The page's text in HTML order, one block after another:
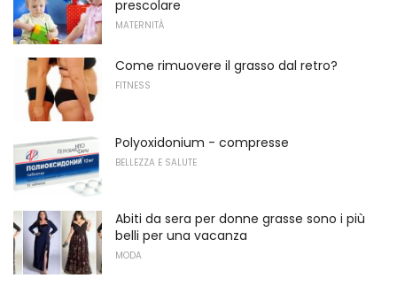
prescolare
MATERNITÀ
Come rimuovere il grasso dal retro?
FITNESS
Polyoxidonium - compresse
BELLEZZA E SALUTE
Abiti da sera per donne grasse sono i più
belli per una vacanza
MODA